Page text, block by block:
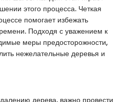
этого процесса. Четкая
помогает избежать
Подходя с уважением к
меры предосторожности,
нежелательные деревья и
дерева, важно провести